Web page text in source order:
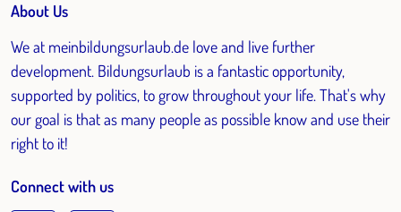
About Us
We at meinbildungsurlaub.de love and live further
development. Bildungsurlaub is a fantastic opportunity,
supported by politics, to grow throughout your life. That's why
our goal is that as many people as possible know and use their
right to it!
Connect with us